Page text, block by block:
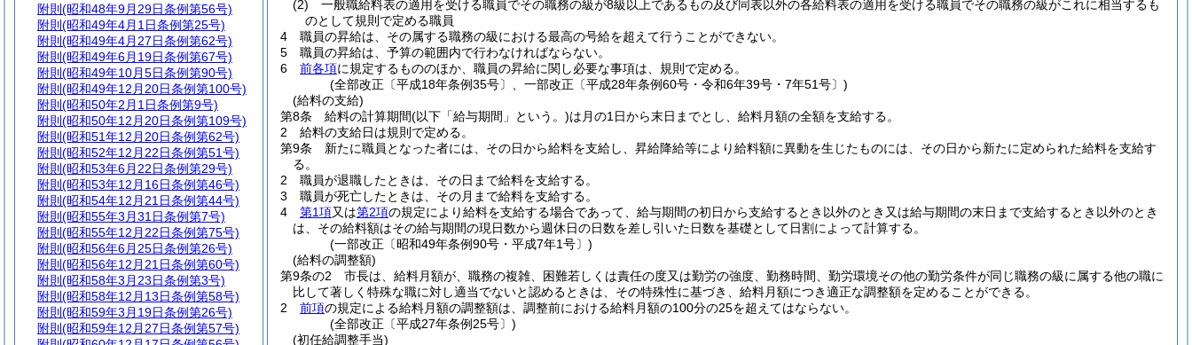
(2)
一般職給料表の適用を受ける職員でその職務の級が8級以上であるもの及び同表以外の各給料表の適用を受ける職員でその職務の級がこれに相当するも
のとして規則で定める職員
4
職員の昇給は、その属する職務の級における最高の号給を超えて行うことができない。
5
職員の昇給は、予算の範囲内で行わなければならない。
6
前各項に規定するもののほか、職員の昇給に関し必要な事項は、規則で定める。
(全部改正〔平成18年条例35号〕、一部改正〔平成28年条例60号・令和6年39号・7年51号〕)
(給料の支給)
第8条
給料の計算期間(以下「給与期間」という。)は月の1日から末日までとし、給料月額の全額を支給する。
2
給料の支給日は規則で定める。
第9条
新たに職員となった者には、その日から給料を支給し、昇給降給等により給料額に異動を生じたものには、その日から新たに定められた給料を支給す
る。
2
職員が退職したときは、その日まで給料を支給する。
3
職員が死亡したときは、その月まで給料を支給する。
4
第1項又は第2項の規定により給料を支給する場合であって、給与期間の初日から支給するとき以外のとき又は給与期間の末日まで支給するとき以外のとき
は、その給料額はその給与期間の現日数から週休日の日数を差し引いた日数を基礎として日割によって計算する。
(一部改正〔昭和49年条例90号・平成7年1号〕)
(給料の調整額)
第9条の2
市長は、給料月額が、職務の複雑、困難若しくは責任の度又は勤労の強度、勤務時間、勤労環境その他の勤労条件が同じ職務の級に属する他の職に
比して著しく特殊な職に対し適当でないと認めるときは、その特殊性に基づき、給料月額につき適正な調整額を定めることができる。
2
前項の規定による給料月額の調整額は、調整前における給料月額の100分の25を超えてはならない。
(全部改正〔平成27年条例25号〕)
(初任給調整手当)
附則 (昭和48年9月29日条例第56号)
附則 (昭和49年4月1日条例第25号)
附則 (昭和49年4月27日条例第62号)
附則 (昭和49年6月19日条例第67号)
附則 (昭和49年10月5日条例第90号)
附則 (昭和49年12月20日条例第100号)
附則 (昭和50年2月1日条例第9号)
附則 (昭和50年12月20日条例第109号)
附則 (昭和51年12月20日条例第62号)
附則 (昭和52年12月22日条例第51号)
附則 (昭和53年6月22日条例第29号)
附則 (昭和53年12月16日条例第46号)
附則 (昭和54年12月21日条例第44号)
附則 (昭和55年3月31日条例第7号)
附則 (昭和55年12月22日条例第75号)
附則 (昭和56年6月25日条例第26号)
附則 (昭和56年12月21日条例第60号)
附則 (昭和58年3月23日条例第3号)
附則 (昭和58年12月13日条例第58号)
附則 (昭和59年3月19日条例第26号)
附則 (昭和59年12月27日条例第57号)